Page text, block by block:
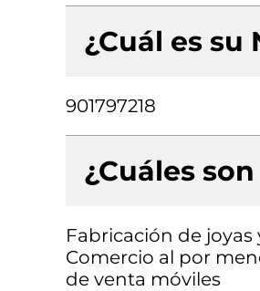
¿Cuál es su
901797218
¿Cuáles
Fabricación de
Comercio al por
de venta móviles